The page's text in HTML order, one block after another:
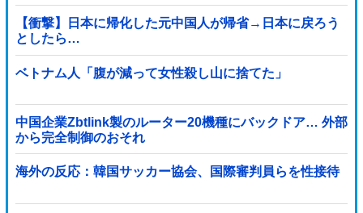
【衝撃】日本に帰化した元中国人が帰省→日本に戻ろう
としたら…
ベトナム人「腹が減って女性殺し山に捨てた」
中国企業Zbtlink製のルーター20機種にバックドア… 外部
から完全制御のおそれ
海外の反応：韓国サッカー協会、国際審判員らを性接待